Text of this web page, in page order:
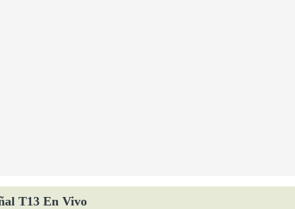
T13 En Vivo